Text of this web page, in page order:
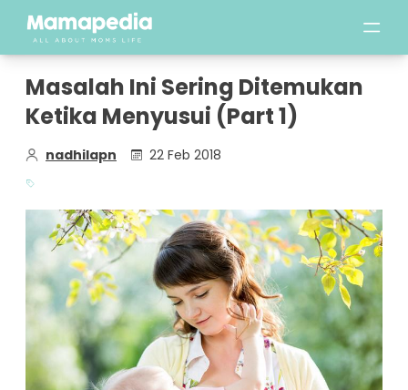
Masalah Ini Sering Ditemukan
Ketika Menyusui (Part 1)
nadhilapn 22 Feb 2018